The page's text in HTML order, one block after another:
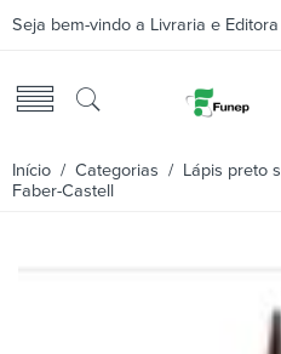
Seja bem-vindo a Livraria e
Início / Categorias / Lápis preto
Faber-Castell